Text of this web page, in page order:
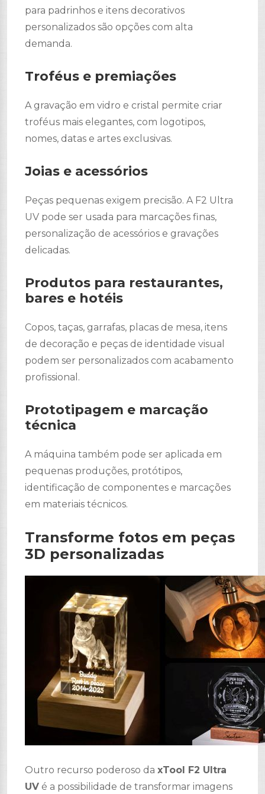
para padrinhos e itens decorativos
personalizados são opções com alta
demanda.
Troféus e premiações
A gravação em vidro e cristal permite criar
troféus mais elegantes, com logotipos,
nomes, datas e artes exclusivas.
Joias e acessórios
Peças pequenas exigem precisão. A F2 Ultra
UV pode ser usada para marcações finas,
personalização de acessórios e gravações
delicadas.
Produtos para restaurantes,
bares e hotéis
Copos, taças, garrafas, placas de mesa, itens
de decoração e peças de identidade visual
podem ser personalizados com acabamento
profissional.
Prototipagem e marcação
técnica
A máquina também pode ser aplicada em
pequenas produções, protótipos,
identificação de componentes e marcações
em materiais técnicos.
Transforme fotos em peças
3D personalizadas
Outro recurso poderoso da xTool F2 Ultra
UV é a possibilidade de transformar imagens